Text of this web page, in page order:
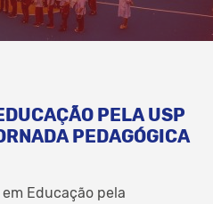
PELA USP
PEDAGÓGICA
Educação pela